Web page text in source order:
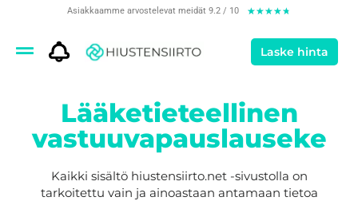
Asiakkaamme arvostelevat meidät 9.2 / 10 ★★★★★
Laske hinta
Lääketieteellinen
vastuuvapauslauseke
Kaikki sisältö hiustensiirto.net -sivustolla on
tarkoitettu vain ja ainoastaan antamaan tietoa